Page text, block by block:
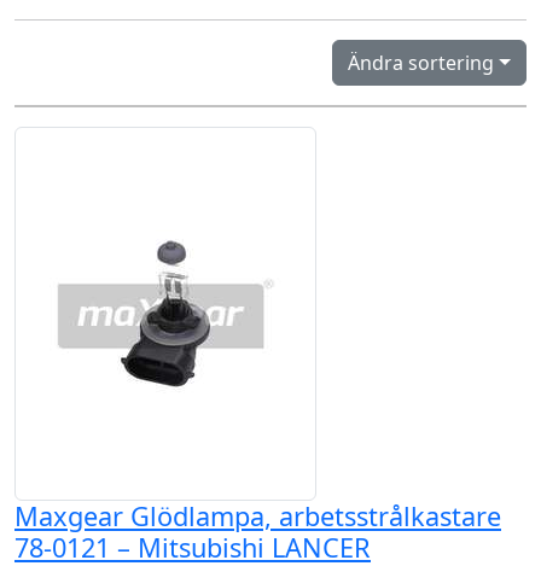
Ändra sortering
Maxgear Glödlampa, arbetsstrålkastare
78-0121 – Mitsubishi LANCER